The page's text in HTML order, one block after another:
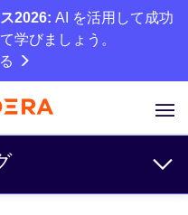
2026: AI を活用して成功
学びましょう。